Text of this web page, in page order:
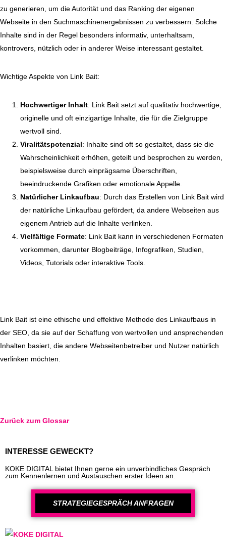
zu generieren, um die Autorität und das Ranking der eigenen
Webseite in den Suchmaschinenergebnissen zu verbessern. Solche
Inhalte sind in der Regel besonders informativ, unterhaltsam,
kontrovers, nützlich oder in anderer Weise interessant gestaltet.
Wichtige Aspekte von Link Bait:
Hochwertiger Inhalt: Link Bait setzt auf qualitativ hochwertige,
originelle und oft einzigartige Inhalte, die für die Zielgruppe
wertvoll sind.
Viralitätspotenzial: Inhalte sind oft so gestaltet, dass sie die
Wahrscheinlichkeit erhöhen, geteilt und besprochen zu werden,
beispielsweise durch einprägsame Überschriften,
beeindruckende Grafiken oder emotionale Appelle.
Natürlicher Linkaufbau: Durch das Erstellen von Link Bait wird
der natürliche Linkaufbau gefördert, da andere Webseiten aus
eigenem Antrieb auf die Inhalte verlinken.
Vielfältige Formate: Link Bait kann in verschiedenen Formaten
vorkommen, darunter Blogbeiträge, Infografiken, Studien,
Videos, Tutorials oder interaktive Tools.
Link Bait ist eine ethische und effektive Methode des Linkaufbaus in
der SEO, da sie auf der Schaffung von wertvollen und ansprechenden
Inhalten basiert, die andere Webseitenbetreiber und Nutzer natürlich
verlinken möchten.
Zurück zum Glossar
INTERESSE GEWECKT?
KOKE DIGITAL bietet Ihnen gerne ein unverbindliches Gespräch
zum Kennenlernen und Austauschen erster Ideen an.
STRATEGIEGESPRÄCH ANFRAGEN